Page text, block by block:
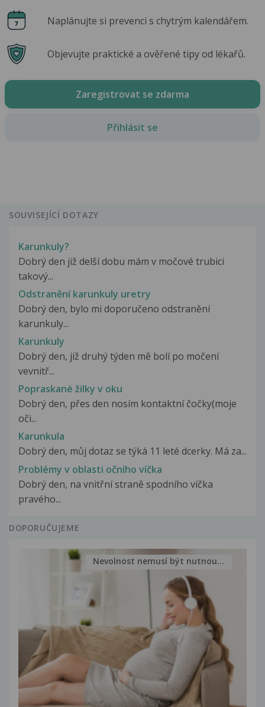
Naplánujte si prevenci s chytrým kalendářem.
Objevujte praktické a ověřené tipy od lékařů.
Zaregistrovat se zdarma
Přihlásit se
SOUVISEJÍCÍ DOTAZY
Karunkuly?
Dobrý den již delší dobu mám v močové trubici
takový...
Odstranění karunkuly uretry
Dobrý den, bylo mi doporučeno odstranění
karunkuly...
Karunkuly
Dobrý den, již druhý týden mě bolí po močení
vevnitř...
Popraskané žilky v oku
Dobrý den, přes den nosím kontaktní čočky(moje
oči...
Karunkula
Dobrý den, můj dotaz se týká 11 leté dcerky. Má za...
Problémy v oblasti očního víčka
Dobrý den, na vnitřní straně spodního víčka
pravého...
DOPORUČUJEME
Nevolnost nemusí být nutnou...